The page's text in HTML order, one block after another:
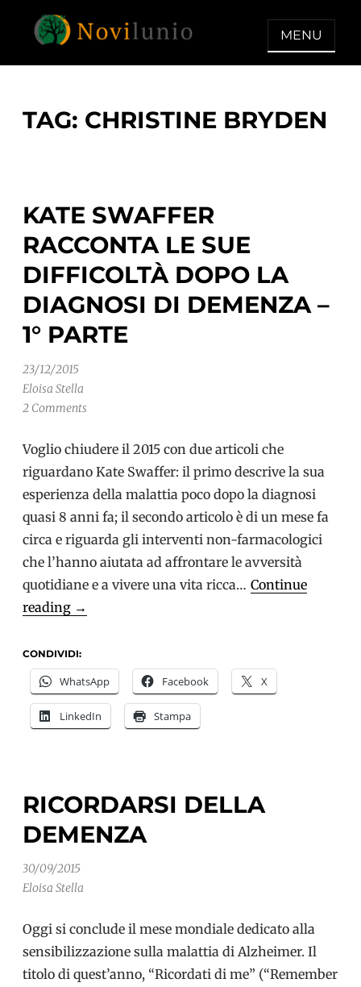
NOVILUNIO
Un aiuto con concreto dopo la
MENU
TAG: CHRISTINE BRYDEN
KATE SWAFFER
RACCONTA LE SUE
DIFFICOLTÀ DOPO LA
DIAGNOSI DI DEMENZA –
1° PARTE
23/12/2015
Eloisa Stella
2 Comments
Voglio chiudere il 2015 con due articoli che
riguardano Kate Swaffer: il primo descrive la sua
esperienza della malattia poco dopo la diagnosi
quasi 8 anni fa; il secondo articolo è di un mese fa
circa e riguarda gli interventi non-farmacologici
che l’hanno aiutata ad affrontare le avversità
quotidiane e a vivere una vita ricca… Continue
reading Kate
racconta
le
sue
difficoltà
di
demenza
1°
→
CONDIVIDI:
WhatsApp Facebook X
LinkedIn Stampa
RICORDARSI DELLA
DEMENZA
30/09/2015
Eloisa Stella
Oggi si conclude il mese mondiale dedicato alla
sensibilizzazione sulla malattia di Alzheimer. Il
titolo di quest’anno, “Ricordati di me” (“Remember